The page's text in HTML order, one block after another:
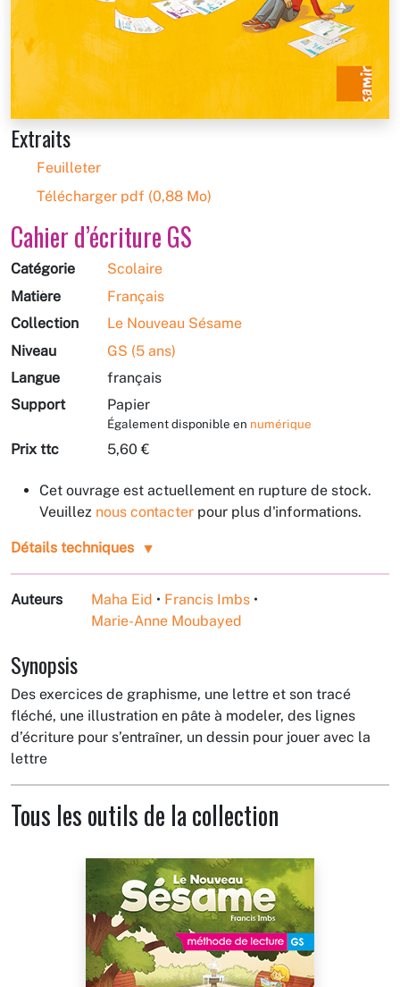
Extraits
Feuilleter
Télécharger pdf (0,88 Mo)
Cahier d’écriture GS
Catégorie
Scolaire
Matière
Français
Collection
Le Nouveau Sésame
Niveau
GS (5 ans)
Langue
français
Support
Papier
Également disponible en numérique
Prix ttc 5,60 €
Cet ouvrage est actuellement en rupture de stock.
Veuillez nous contacter pour plus d'informations.
Détails techniques
Auteurs Maha Eid • Francis Imbs •
Marie-Anne Moubayed
Synopsis
Des exercices de graphisme, une lettre et son tracé
fléché, une illustration en pâte à modeler, des lignes
d’écriture pour s’entraîner, un dessin pour jouer avec la
lettre
Tous les outils de la collection